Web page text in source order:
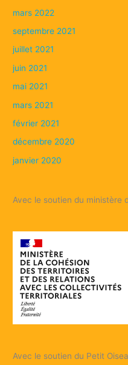
mars 2022
septembre 2021
juillet 2021
juin 2021
mai 2021
mars 2021
février 2021
décembre 2020
janvier 2020
Avec le soutien du ministère
Avec le soutien du Petit